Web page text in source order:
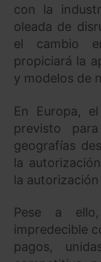
con la
oleada de
el cambio
propiciará la
y modelos de
En Europa,
previsto
geografías
la
la autorización
Pese a
impredecible
pagos,